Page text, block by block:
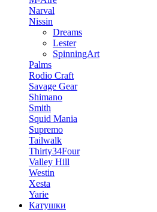
Narval
Nissin
Dreams
Lester
SpinningArt
Palms
Rodio Craft
Savage Gear
Shimano
Smith
Squid Mania
Supremo
Tailwalk
Thirty34Four
Valley Hill
Westin
Xesta
Yarie
Катушки